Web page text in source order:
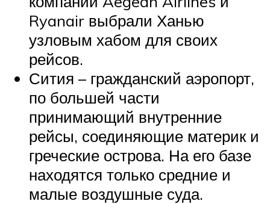
Ryanair выбрали Ханью
узловым хабом для своих
рейсов.
Сития – гражданский аэропорт,
по большей части
принимающий внутренние
рейсы, соединяющие материк и
греческие острова. На его базе
находятся только средние и
малые воздушные суда.